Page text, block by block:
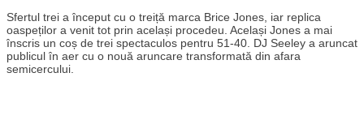
Sfertul trei a început cu o treiță marca Brice Jones, iar replica
oaspeților a venit tot prin același procedeu. Același Jones a mai
înscris un coș de trei spectaculos pentru 51-40. DJ Seeley a aruncat
publicul în aer cu o nouă aruncare transformată din afara
semicercului.